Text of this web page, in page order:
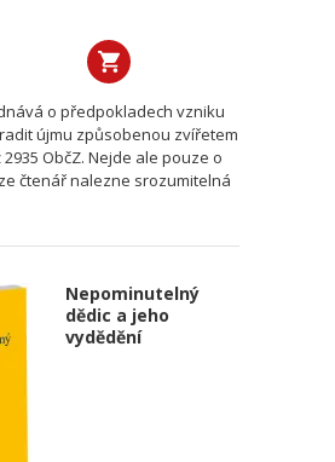
o předpokladech vzniku
újmu způsobenou zvířetem
ObčZ. Nejde ale pouze o
čtenář nalezne srozumitelná
Nepominutelný
dědic a jeho
vydědění